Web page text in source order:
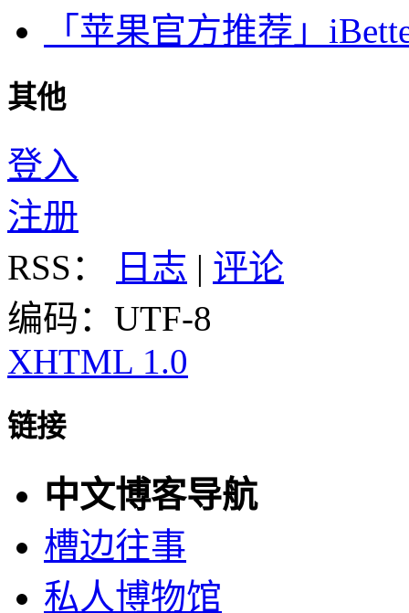
「苹果官方推荐」
其他
登入
注册
RSS：
日志 | 评论
编码：UTF-8
XHTML 1.0
链接
中文博客导航
槽边往事
私人博物馆